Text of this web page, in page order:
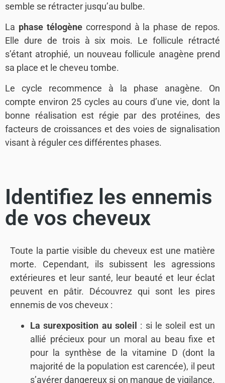
semble se rétracter jusqu’au bulbe.
La phase télogènecorrespond à la phase de repos.
Elle dure de trois à six mois. Le follicule rétracté
s’étant atrophié, un nouveau follicule anagène prend
sa place et le cheveu tombe.
Le cycle recommence à la phase anagène. On
compte environ 25 cycles au cours d’une vie, dont la
bonne réalisation est régie par des protéines, des
facteurs de croissances et des voies de signalisation
visant à réguler ces différentes phases.
Identifiez les ennemis
de vos cheveux
Toute la partie visible du cheveux est une matière
morte. Cependant, ils subissent les agressions
extérieures et leur santé, leur beauté et leur éclat
peuvent en pâtir. Découvrez qui sont les pires
ennemis de vos cheveux :
La surexposition au soleil
: si le soleil est un
allié précieux pour un moral au beau fixe et
pour la synthèse de la vitamine D (dont la
majorité de la population est carencée), il peut
s’avérer dangereux si on manque de vigilance.